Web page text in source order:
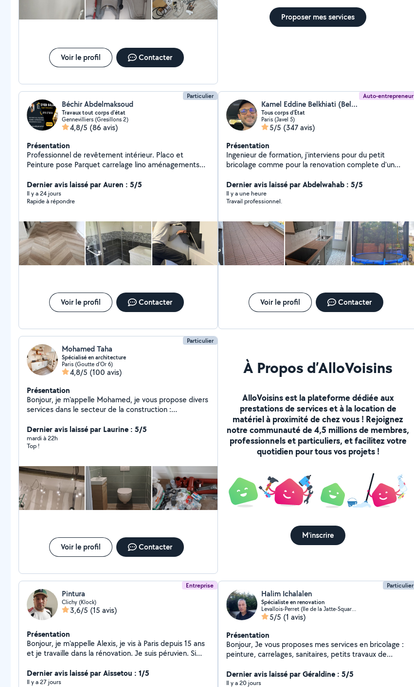
Voir le profil Contacter
Proposer mes services
Particulier
Béchir Abdelmaksoud
Travaux tout corps d'état
Gennevilliers (Gresillons 2)
4,8/5 (86 avis)
Présentation
Professionnel de revêtement intérieur. Placo et
Peinture pose Parquet carrelage lino aménagements
de tout type de carrelage pour sols et murs.
Revêtements de sol : Parquet, stratifié, vinyle, Lino
dalle PVC moquette Peinture : état des lieux dégât des
soigné. Montage de meubles :pose de cuisine création
dressing sure mesure Rapide et efficace. Maçonnerie :
Réparations, constructions et rénovations.plaqout
carreau de plâtre pose porte et fenêtre Plomberie :
Installation et dépannage. SDB et sdd Bricolage général
Dernier avis laissé par Auren : 5/5
Il y a 24 jours
Rapide à répondre
Voir le profil Contacter
Auto-entrepreneur
Kamel Eddine Belkhiati (Belkhiati kamel)
Tous corps d'État
Paris (Javel 5)
5/5 (347 avis)
Présentation
Ingenieur de formation, j'interviens pour du petit
bricolage comme pour la renovation complete d'un
d'un electricien batiment, d'un plombier chauffagiste,
d'un peintre, d'un plaquiste et d'un carreleur.
Dernier avis laissé par Abdelwahab : 5/5
Il y a une heure
Travail professionnel.
Voir le profil Contacter
Particulier
Mohamed Taha
Spécialisé en architecture
Paris (Goutte d'Or 6)
4,8/5 (100 avis)
Présentation
Bonjour, je m'appelle Mohamed, je vous propose divers
services dans le secteur de la construction :
Chauffage, Électricité, Génie CVC, Assemblage de
Meubles, Installation de Cuisine et Salle de
Bain/Toilettes, Toiture / Réparation Multi-Services. .
Dernier avis laissé par Laurine : 5/5
mardi à 22h
Top !
Voir le profil Contacter
À Propos d’AlloVoisins
AlloVoisins est la plateforme dédiée aux
prestations de services et à la location de
matériel à proximité de chez vous ! Rejoignez
notre communauté de 4,5 millions de membres,
professionnels et particuliers, et facilitez votre
quotidien pour tous vos projets !
M'inscrire
Entreprise
Pintura
Clichy (Klock)
3,6/5 (15 avis)
Présentation
Bonjour, je m'appelle Alexis, je vis à Paris depuis 15 ans
et je travaille dans la rénovation. Je suis péruvien. Si
n'hésitez pas à me contacter.
Dernier avis laissé par Aissetou : 1/5
Il y a 27 jours
Particulier
Halim Ichalalen
Spécialiste en renovation
Levallois-Perret (Ile de la Jatte-Square Baudin)
5/5 (1 avis)
Présentation
Bonjour, Je vous proposes mes services en bricolage :
peinture, carrelages, sanitaires, petits travaux de
cuisine, fixation de tringles,.... Et en jardinage sur Paris
et la petite couronne. J'ai travaillé dans la rénovation
Dernier avis laissé par Géraldine : 5/5
Il y a 20 jours